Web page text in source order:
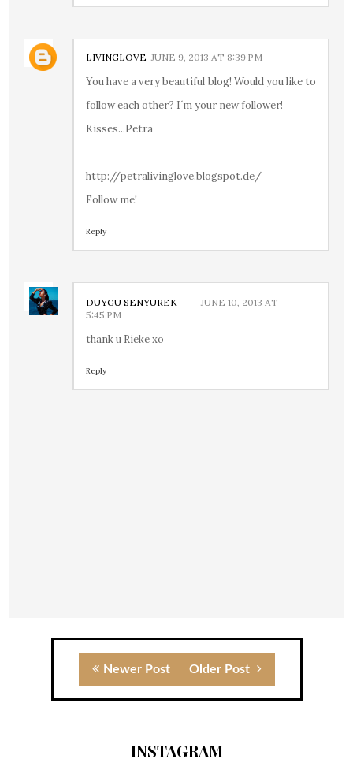
LIVINGLOVE JUNE 9, 2013 AT 8:39 PM
You have a very beautiful blog! Would you like to
follow each other? I´m your new follower!
Kisses...Petra
http://petralivinglove.blogspot.de/
Follow me!
Reply
DUYGU SENYUREK
JUNE 10, 2013 AT
5:45 PM
thank u Rieke xo
Reply
Newer Post Older Post
INSTAGRAM